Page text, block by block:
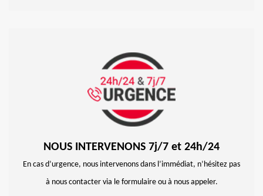
NOUS INTERVENONS 7j/7 et 24h/24
En cas d’urgence, nous intervenons dans l’immédiat, n’hésitez pas
à nous contacter via le formulaire ou à nous appeler.